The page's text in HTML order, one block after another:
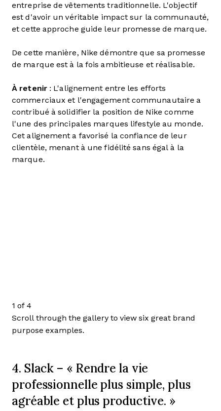
entreprise de vêtements traditionnelle. L'objectif
est d'avoir un véritable impact sur la communauté,
et cette approche guide leur promesse de marque.
De cette manière, Nike démontre que sa promesse
de marque est à la fois ambitieuse et réalisable.
À retenir: L'alignement entre les efforts
commerciaux et l'engagement communautaire a
contribué à solidifier la position de Nike comme
l'une des principales marques lifestyle au monde.
Cet alignement a favorisé la confiance de leur
clientèle, menant à une fidélité sans égal à la
marque.
1 of 4
Scroll through the gallery to view six great brand
purpose examples.
4. Slack – « Rendre la vie
professionnelle plus simple, plus
agréable et plus productive. »